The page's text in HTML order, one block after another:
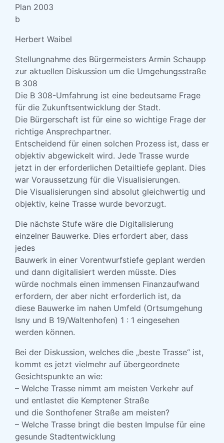
Plan 2003
b
Herbert Waibel
Stellungnahme des Bürgermeisters Armin Schaupp
zur aktuellen Diskussion um die Umgehungsstraße
B 308
Die B 308-Umfahrung ist eine bedeutsame Frage
für die Zukunftsentwicklung der Stadt.
Die Bürgerschaft ist für eine so wichtige Frage der
richtige Ansprechpartner.
Entscheidend für einen solchen Prozess ist, dass er
objektiv abgewickelt wird. Jede Trasse wurde
jetzt in der erforderlichen Detailtiefe geplant. Dies
war Voraussetzung für die Visualisierungen.
Die Visualisierungen sind absolut gleichwertig und
objektiv, keine Trasse wurde bevorzugt.
Die nächste Stufe wäre die Digitalisierung
einzelner Bauwerke. Dies erfordert aber, dass
jedes
Bauwerk in einer Vorentwurfstiefe geplant werden
und dann digitalisiert werden müsste. Dies
würde nochmals einen immensen Finanzaufwand
erfordern, der aber nicht erforderlich ist, da
diese Bauwerke im nahen Umfeld (Ortsumgehung
Isny und B 19/Waltenhofen) 1 : 1 eingesehen
werden können.
Bei der Diskussion, welches die „beste Trasse“ ist,
kommt es jetzt vielmehr auf übergeordnete
Gesichtspunkte an wie:
– Welche Trasse nimmt am meisten Verkehr auf
und entlastet die Kemptener Straße
und die Sonthofener Straße am meisten?
– Welche Trasse bringt die besten Impulse für eine
gesunde Stadtentwicklung